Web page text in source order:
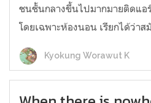
ชนชั้นกลางขึ้นไปมากมายติดแ
โดยเฉพาะห้องนอน เรียกได้ว่าส
Kyokung Worawut K